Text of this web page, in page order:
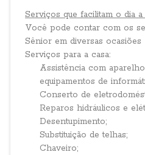
Serviços que facilitam o dia a
Você pode contar com os
Sênior em diversas ocasiões
Serviços para a casa:
Assistência com
equipamentos de
Conserto de
Reparos hidráulicos e
Desentupimento;
Substituição de telhas;
Chaveiro;